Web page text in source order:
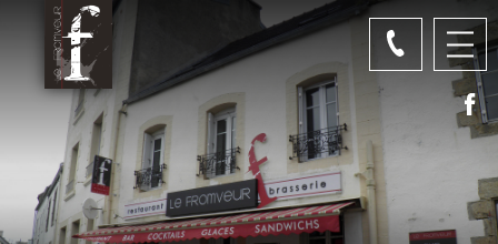
Panneau de gestion des cookies